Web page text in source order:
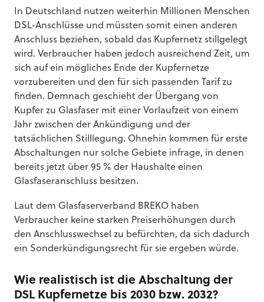
In Deutschland nutzen weiterhin Millionen Menschen
DSL-Anschlüsse und müssten somit einen anderen
Anschluss beziehen, sobald das Kupfernetz stillgelegt
wird. Verbraucher haben jedoch ausreichend Zeit, um
sich auf ein mögliches Ende der Kupfernetze
vorzubereiten und den für sich passenden Tarif zu
finden. Demnach geschieht der Übergang von
Kupfer zu Glasfaser mit einer Vorlaufzeit von einem
Jahr zwischen der Ankündigung und der
tatsächlichen Stilllegung. Ohnehin kommen für erste
Abschaltungen nur solche Gebiete infrage, in denen
bereits jetzt über 95 % der Haushalte einen
Glasfaseranschluss besitzen.
Laut dem Glasfaserverband BREKO haben
Verbraucher keine starken Preiserhöhungen durch
den Anschlusswechsel zu befürchten, da sich dadurch
ein Sonderkündigungsrecht für sie ergeben würde.
Wie realistisch ist die Abschaltung der
DSL Kupfernetze bis 2030 bzw. 2032?